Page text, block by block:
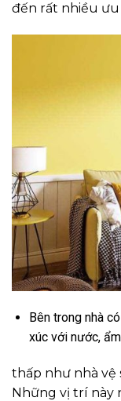
đến rất nhiều ưu
Bên trong nhà
xúc với nước, ẩm
thấp như nhà vệ
Những vị trí này